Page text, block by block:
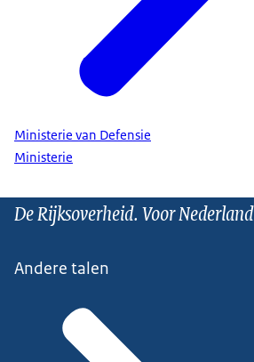
Ministerie van Defensie
Ministerie
De Rijksoverheid. Voor Nederland
Andere talen